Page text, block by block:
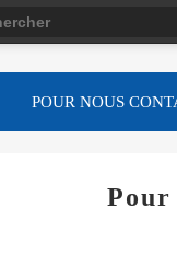
POUR NOUS